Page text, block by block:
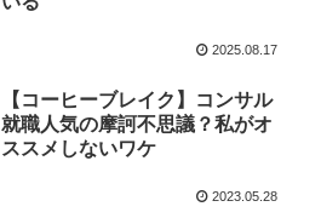
2025.08.17
【コーヒーブレイク】コンサル
就職人気の摩訶不思議？私がオ
ススメしないワケ
2023.05.28